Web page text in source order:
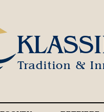
Tradition &